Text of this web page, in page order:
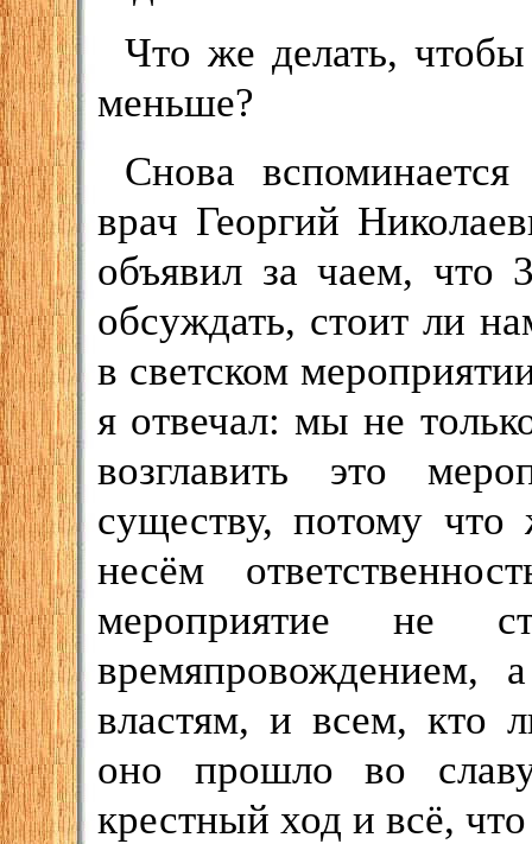
Что же делать,
меньше?
Снова
врач Георгий
объявил за чаем, что
обсуждать, стоит ли
в светском
я отвечал: мы не
возглавить это
существу, потому
несём
мероприятие не
властям, и всем, кто
оно прошло во
крестный ход и всё,